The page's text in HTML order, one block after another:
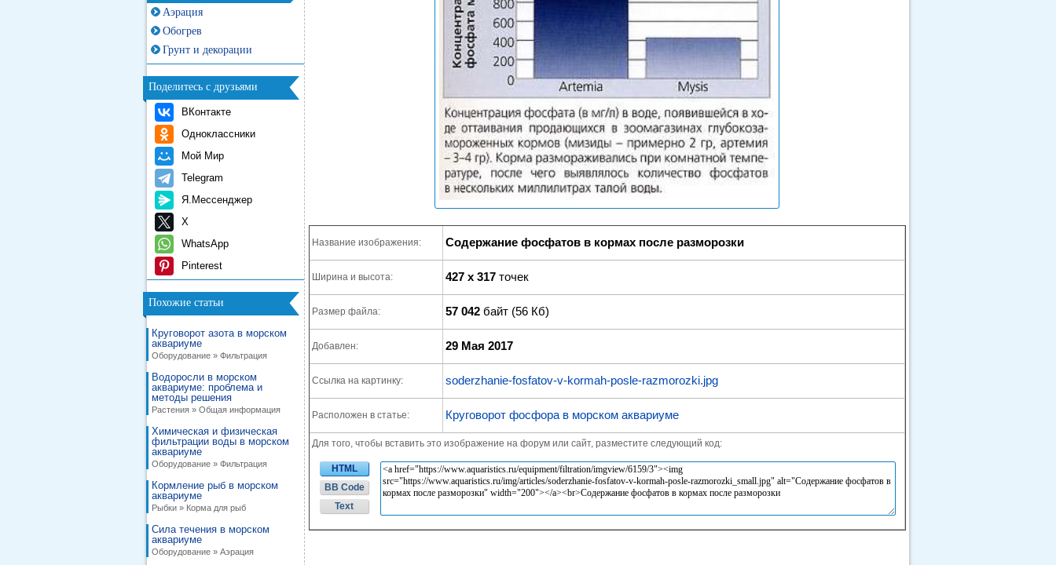
Аэрация
Обогрев
Грунт и декорации
Поделитесь с друзьями
ВКонтакте
Одноклассники
Мой Мир
Telegram
Я.Мессенджер
X
WhatsApp
Pinterest
Похожие статьи
Круговорот азота в морском
аквариуме
Оборудование » Фильтрация
Водоросли в морском
аквариуме: проблема и
методы решения
Растения » Общая информация
Химическая и физическая
фильтрации воды в морском
аквариуме
Оборудование » Фильтрация
Кормление рыб в морском
аквариуме
Рыбки » Корма для рыб
Сила течения в морском
аквариуме
Оборудование » Аэрация
Название изображения: Содержание фосфатов в кормах после разморозки
Ширина и высота: 427 x 317 точек
Размер файла: 57 042 байт (56 Кб)
Добавлен: 29 Мая 2017
Ссылка на картинку: soderzhanie-fosfatov-v-kormah-posle-razmorozki.jpg
Расположен в статье: Круговорот фосфора в морском аквариуме
Для того, чтобы вставить это изображение на форум или сайт, разместите следующий код:
HTML
BB Code
Text